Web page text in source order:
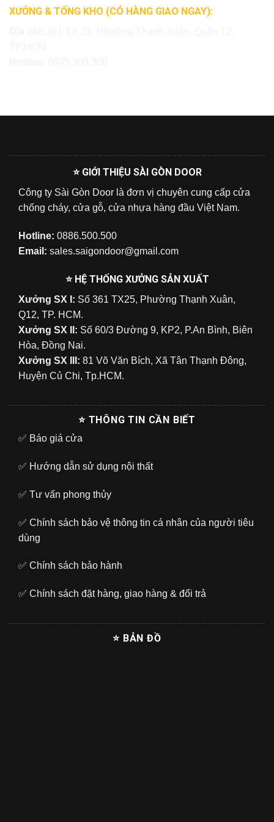
XƯỞNG & TỔNG KHO (CÓ HÀNG GIAO NGAY):
⭐ GIỚI THIỆU SÀI GÒN DOOR
Công ty Sài Gòn Door là đơn vị chuyên cung cấp cửa
chống cháy, cửa gỗ, cửa nhựa hàng đầu Việt Nam.
Hotline: 0886.500.500
Email: sales.saigondoor@gmail.com
⭐ HỆ THỐNG XƯỞNG SẢN XUẤT
Xưởng SX I: Số 361 TX25, Phường Thạnh Xuân,
Q12, TP. HCM.
Xưởng SX II: Số 60/3 Đường 9, KP2, P.An Bình, Biên
Hòa, Đồng Nai.
Xưởng SX III: 81 Võ Văn Bích, Xã Tân Thạnh Đông,
Huyện Củ Chi, Tp.HCM.
⭐ THÔNG TIN CẦN BIẾT
✅ Báo giá cửa
✅ Hướng dẫn sử dụng nội thất
✅ Tư vấn phong thủy
✅ Chính sách bảo vệ thông tin cá nhân của người tiêu
dùng
✅ Chính sách bảo hành
✅ Chính sách đặt hàng, giao hàng & đổi trả
⭐ BẢN ĐỒ